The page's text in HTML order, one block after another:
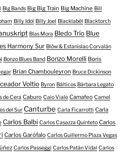
Big Bands Big Big Train Big Machine Bill
Billy Idol Billy Joel Blacklabél Blacktorch
Blas Mora Bledo Trío Blue
Harmony Sur Blöw & Estanislao Corvalán
Bonzo Blues Band Bonzo Morelli Boris
Brian Chambouleyron Bruce Dickinson
Voltio Byron Bálticos Bárbara Legato
de Cera Caburo Caio Viale Camafeo Camel
del Sur Canturbe Carla Ficarrotti Carla
Carlos Balbi Carlos Casazza Quinteto Carlos
Carlos Garófalo Carlos Guillermo Plaza Vegas
Carlos Passeggi Carlos Patán Vidal Carlos